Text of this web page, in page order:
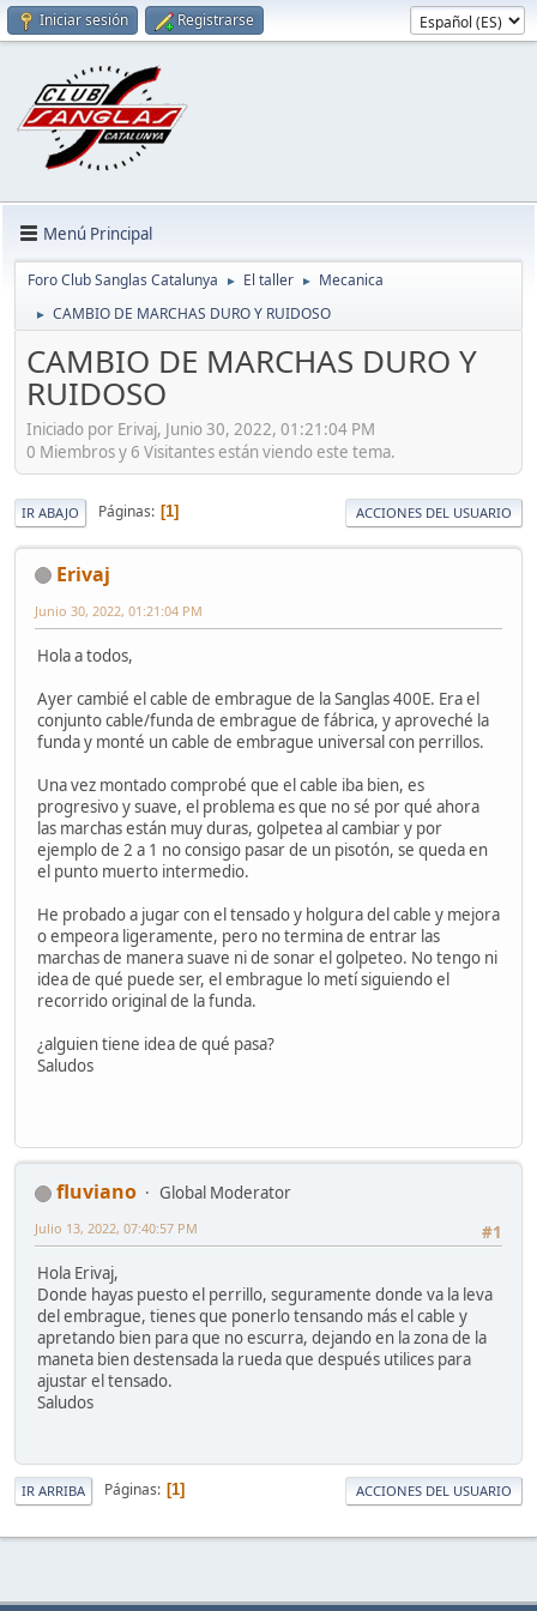
Iniciar sesión Registrarse
Menú Principal
Foro Club Sanglas Catalunya ► El taller ► Mecanica
► CAMBIO DE MARCHAS DURO Y RUIDOSO
CAMBIO DE MARCHAS DURO Y
RUIDOSO
Iniciado por Erivaj, Junio 30, 2022, 01:21:04 PM
0 Miembros y 6 Visitantes están viendo este tema.
IR ABAJO Páginas 1 ACCIONES DEL USUARIO
Erivaj
Junio 30, 2022, 01:21:04 PM
Hola a todos,
Ayer cambié el cable de embrague de la Sanglas 400E. Era el
conjunto cable/funda de embrague de fábrica, y aproveché la
funda y monté un cable de embrague universal con perrillos.
Una vez montado comprobé que el cable iba bien, es
progresivo y suave, el problema es que no sé por qué ahora
las marchas están muy duras, golpetea al cambiar y por
ejemplo de 2 a 1 no consigo pasar de un pisotón, se queda en
el punto muerto intermedio.
He probado a jugar con el tensado y holgura del cable y mejora
o empeora ligeramente, pero no termina de entrar las
marchas de manera suave ni de sonar el golpeteo. No tengo ni
idea de qué puede ser, el embrague lo metí siguiendo el
recorrido original de la funda.
¿alguien tiene idea de qué pasa?
Saludos
fluviano
Global Moderator
#1
Julio 13, 2022, 07:40:57 PM
Hola Erivaj,
Donde hayas puesto el perrillo, seguramente donde va la leva
del embrague, tienes que ponerlo tensando más el cable y
apretando bien para que no escurra, dejando en la zona de la
maneta bien destensada la rueda que después utilices para
ajustar el tensado.
Saludos
IR ARRIBA Páginas 1 ACCIONES DEL USUARIO